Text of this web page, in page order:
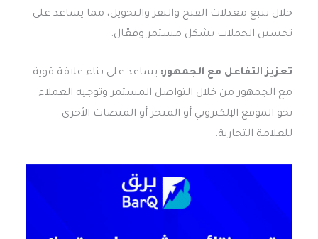
خلال تتبع معدلات الفتح والنقر والتحويل، مما يساعد على
تحسين الحملات بشكل مستمر وفعّال.
تعزيز التفاعل مع الجمهور: يساعد على بناء علاقة قوية
مع الجمهور من خلال التواصل المستمر وتوجيه العملاء
نحو الموقع الإلكتروني أو المتجر أو المنصات الأخرى
للعلامة التجارية.